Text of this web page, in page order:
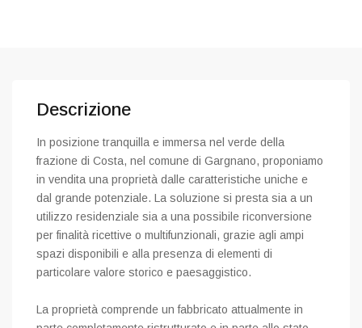
Descrizione
In posizione tranquilla e immersa nel verde della
frazione di Costa, nel comune di Gargnano, proponiamo
in vendita una proprietà dalle caratteristiche uniche e
dal grande potenziale. La soluzione si presta sia a un
utilizzo residenziale sia a una possibile riconversione
per finalità ricettive o multifunzionali, grazie agli ampi
spazi disponibili e alla presenza di elementi di
particolare valore storico e paesaggistico.
La proprietà comprende un fabbricato attualmente in